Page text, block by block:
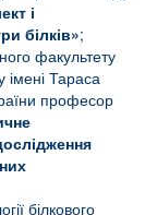
і
білків»;
факультету
імені Тараса
професор
білкового